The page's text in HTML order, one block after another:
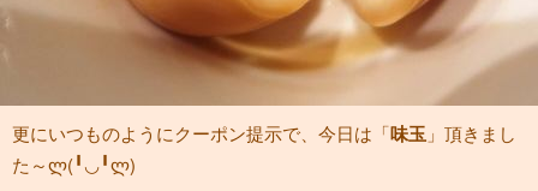
更にいつものようにクーポン提示で、今日は「味玉 」頂きまし
た～ლ(╹◡╹ლ)